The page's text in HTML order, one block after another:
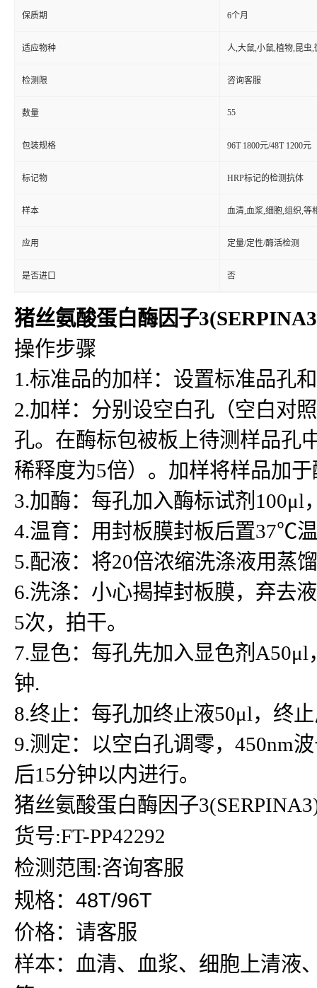
保质期 6个月
适应物种 人,大鼠,小鼠,植物,昆虫,
检测限 咨询客服
数量 55
包装规格 96T 1800元/48T 1200元
标记物 HRP标记的检测抗体
样本 血清,血浆,细胞,组织,等
应用 定量/定性/酶活检测
是否进口 否
猪丝氨酸蛋白酶因子
操作步骤
1.标准品的加样：设置标准品孔
2.加样：分别设空白孔（空白对
孔。在酶标包被板上待测样品孔
稀释度为5倍）。加样将样品加
3.加酶：每孔加入酶标试剂100μl
4.温育：用封板膜封板后置37℃
5.配液：将20倍浓缩洗涤液用蒸
6.洗涤：小心揭掉封板膜，弃去
5次，拍干。
7.显色：每孔先加入显色剂
钟.
8.终止：每孔加终止液50μl，终
9.测定：以空白孔调零，450nm
后15分钟以内进行。
猪丝氨酸蛋白酶因子
货号:FT-PP42292
检测范围:咨询客服
规格：48T/96T
价格：请客服
样本：血清、血浆、细胞上清液